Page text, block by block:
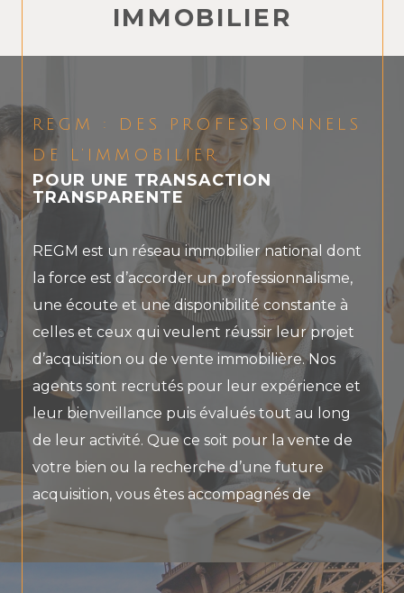
IMMOBILIER
REGM : DES PROFESSIONNELS
DE L’IMMOBILIER
POUR UNE TRANSACTION
TRANSPARENTE
REGM est un réseau immobilier national dont
la force est d’accorder un professionnalisme,
une écoute et une disponibilité constante à
celles et ceux qui veulent réussir leur projet
d’acquisition ou de vente immobilière. Nos
agents sont recrutés pour leur expérience et
leur bienveillance puis évalués tout au long
de leur activité. Que ce soit pour la vente de
votre bien ou la recherche d’une future
acquisition, vous êtes accompagnés de
manière continue avec des comptes-rendus
fidèles et transparents. Avec l’humain et la
proximité comme priorité, REGM allie aussi les